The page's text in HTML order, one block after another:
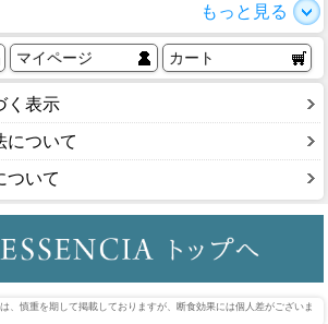
もっと見る
マイページ カート
く表示
について
ついて
、慎重を期して掲載しておりますが、断食効果には個人差がございま